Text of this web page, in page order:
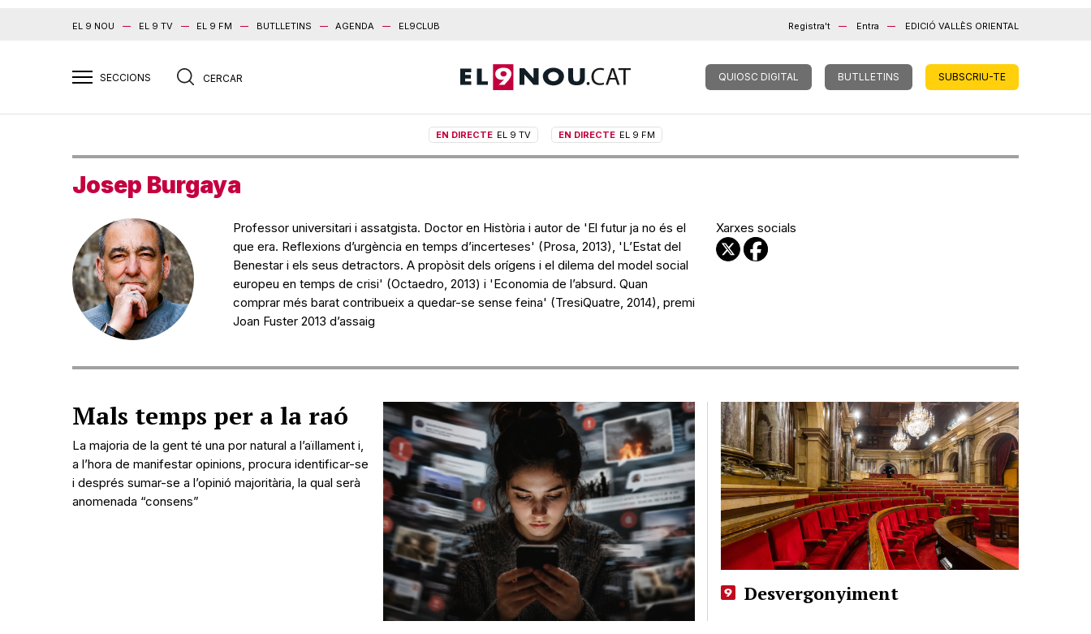
EL 9 NOU EL 9 TV EL 9 FM BUTLLETINS AGENDA EL9CLUB Registra't Entra EDICIÓ VALLÈS ORIENTAL
QUIOSC DIGITAL BUTLLETINS SUBSCRIU-TE
EN DIRECTE EL 9 TV EN DIRECTE EL 9 FM
Josep Burgaya
Professor universitari i assatgista. Doctor en Història i autor de 'El futur ja no és el
que era. Reflexions d’urgència en temps d’incerteses' (Prosa, 2013), 'L’Estat del
Benestar i els seus detractors. A propòsit dels orígens i el dilema del model social
europeu en temps de crisi' (Octaedro, 2013) i 'Economia de l’absurd. Quan
comprar més barat contribueix a quedar-se sense feina' (TresiQuatre, 2014), premi
Joan Fuster 2013 d’assaig
Xarxes socials
Mals temps per a la raó
La majoria de la gent té una por natural a l’aïllament i,
a l’hora de manifestar opinions, procura identificar-se
i després sumar-se a l’opinió majoritària, la qual serà
anomenada “consens”
Desvergonyiment